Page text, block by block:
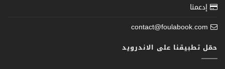
إدعمنا
contact@foulabook.com
حمّل تطبيقنا على الاندرويد